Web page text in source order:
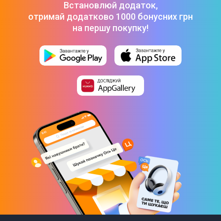
Вбудований фонокоректор
Фізичні характеристики
15,5 x 43,5 x 36,8 см
Комплектація
Інструкція користувача
Кришка від пилу та 2 петлі
Блок живлення
Встановлюй додаток,
отримай додатково 1000 бонусних грн
на першу покупку!